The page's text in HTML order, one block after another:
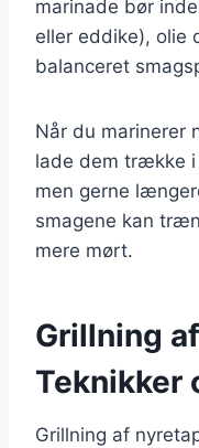
marinade bør
eller eddike), olie
balanceret
Når du marinerer
lade dem trække
men gerne
smagene kan
mere mørt.
Grillning
Teknikker
Grillning af